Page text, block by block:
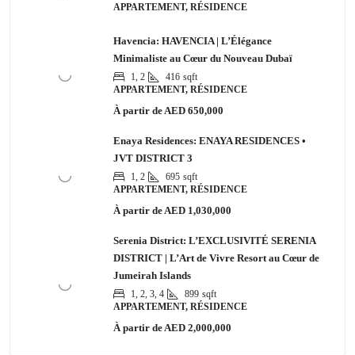
APPARTEMENT, RÉSIDENCE
Havencia: HAVENCIA | L’Élégance
Minimaliste au Cœur du Nouveau Dubaï
1, 2 416 sqft
APPARTEMENT, RÉSIDENCE
À partir de AED 650,000
Enaya Residences: ENAYA RESIDENCES •
JVT DISTRICT 3
1, 2 695 sqft
APPARTEMENT, RÉSIDENCE
À partir de AED 1,030,000
Serenia District: L’EXCLUSIVITÉ SERENIA
DISTRICT | L’Art de Vivre Resort au Cœur de
Jumeirah Islands
1, 2, 3, 4 899 sqft
APPARTEMENT, RÉSIDENCE
À partir de AED 2,000,000